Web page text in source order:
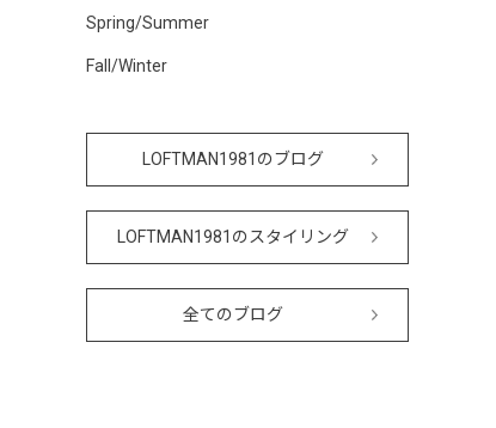
Spring/Summer
Fall/Winter
LOFTMAN1981のブログ
LOFTMAN1981のスタイリング
全てのブログ